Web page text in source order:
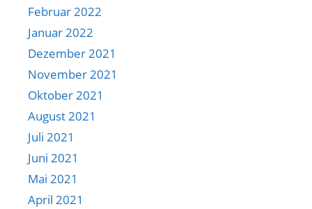
Februar 2022
Januar 2022
Dezember 2021
November 2021
Oktober 2021
August 2021
Juli 2021
Juni 2021
Mai 2021
April 2021